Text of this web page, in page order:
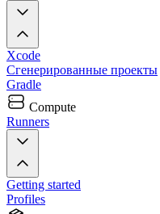
Xcode
Сгенерированные проекты
Gradle
Compute
Runners
Getting started
Profiles